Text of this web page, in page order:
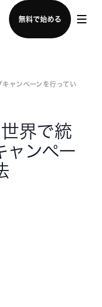
無料で始める
せる
ャンペーンを行ってい
界で統
ャンペー